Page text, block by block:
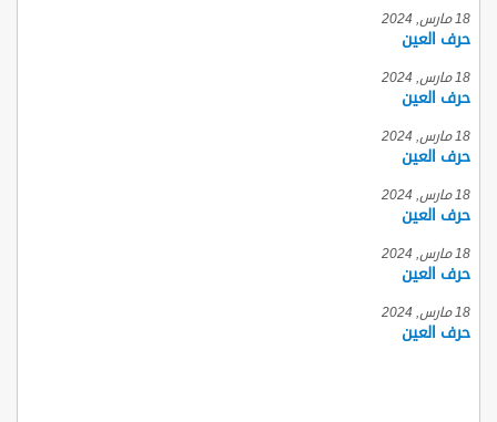
18 مارس, 2024
حرف العين
18 مارس, 2024
حرف العين
18 مارس, 2024
حرف العين
18 مارس, 2024
حرف العين
18 مارس, 2024
حرف العين
18 مارس, 2024
حرف العين